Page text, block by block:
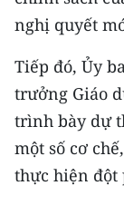
中文
FRANÇAIS
РУССКИЙ
ESPAÑOL
nghị quyết
Tiếp đó, Ủy
trưởng Giáo
trình bày dự
một số cơ
thực hiện đột